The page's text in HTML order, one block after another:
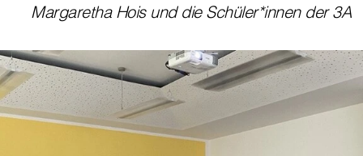
Margaretha Hois und die Schüler*innen der 3A